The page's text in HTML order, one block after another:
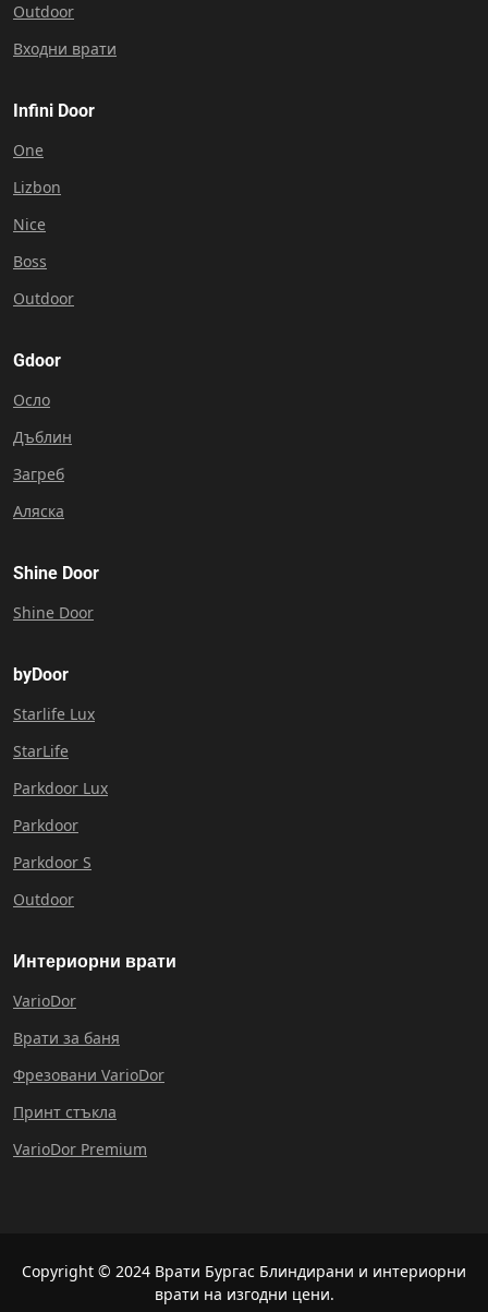
Outdoor
Входни врати
Infini Door
One
Lizbon
Nice
Boss
Outdoor
Gdoor
Осло
Дъблин
Загреб
Аляска
Shine Door
Shine Door
byDoor
Starlife Lux
StarLife
Parkdoor Lux
Parkdoor
Parkdoor S
Outdoor
Интериорни врати
VarioDor
Врати за баня
Фрезовани VarioDor
Принт стъкла
VarioDor Premium
Copyright © 2024 Врати Бургас Блиндирани и интериорни
врати на изгодни цени.